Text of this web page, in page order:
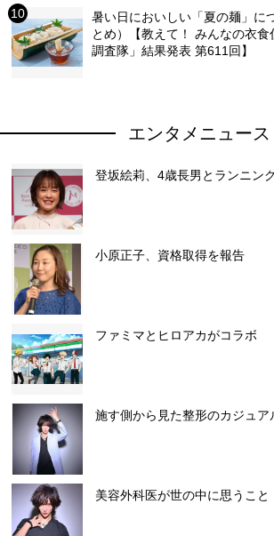
暑い日においしい「夏の麺」に
とめ）【教えて！ みんなの衣食
調査隊」結果発表 第611回】
エンタメニュース
登坂絵莉、4歳長男とランニン
小原正子、資格取得を報告
ファミマとヒロアカがコラボ
施す側から見た整形のカジュア
美容外科医が世の中に思うこと